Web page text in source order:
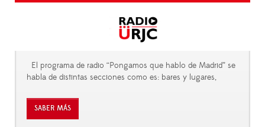
El programa de radio “Pongamos que hablo de Madrid” se
habla de distintas secciones como es: bares y lugares,
SABER MÁS